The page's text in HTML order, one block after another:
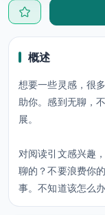
概述
想要一些灵感，很
助你。感到无聊，
展。
对阅读引文感兴趣
聊的？不要浪费你
事。不知道该怎么